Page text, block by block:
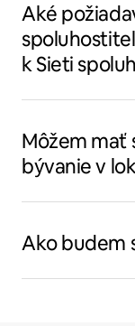
Aké
k Sieti
Môžem mať
bývanie v
Ako budem